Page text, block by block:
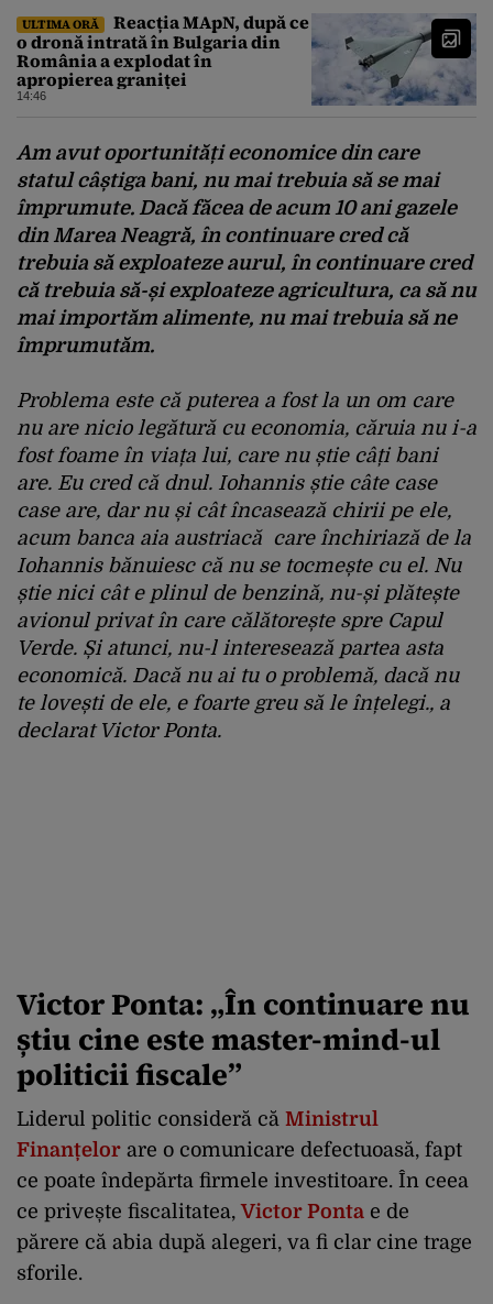
ULTIMA ORĂ
Reacția MApN, după ce
o dronă intrată în Bulgaria din
România a explodat în
apropierea graniței
14:46
Am avut oportunități economice din care
statul câștiga bani, nu mai trebuia să se mai
împrumute. Dacă făcea de acum 10 ani gazele
din Marea Neagră, în continuare cred că
trebuia să exploateze aurul, în continuare cred
că trebuia să-și exploateze agricultura, ca să nu
mai importăm alimente, nu mai trebuia să ne
împrumutăm.
Problema este că puterea a fost la un om care
nu are nicio legătură cu economia, căruia nu i-a
fost foame în viața lui, care nu știe câți bani
are. Eu cred că dnul. Iohannis știe câte case
case are, dar nu și cât încasează chirii pe ele,
acum banca aia austriacă care închiriază de la
Iohannis bănuiesc că nu se tocmește cu el. Nu
știe nici cât e plinul de benzină, nu-și plătește
avionul privat în care călătorește spre Capul
Verde. Și atunci, nu-l interesează partea asta
economică. Dacă nu ai tu o problemă, dacă nu
te lovești de ele, e foarte greu să le înțelegi., a
declarat Victor Ponta.
Victor Ponta: „În continuare nu
știu cine este master-mind-ul
politicii fiscale”
Liderul politic consideră că Ministrul
Finanțelor are o comunicare defectuoasă, fapt
ce poate îndepărta firmele investitoare. În ceea
ce privește fiscalitatea,Victor Ponta e de
părere că abia după alegeri, va fi clar cine trage
sforile.